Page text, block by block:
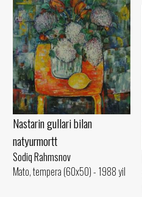
Nastarin gullari bilan
natyurmortt
Sodiq Rahmsnov
Mato, tempera (60x50) - 1988 yil